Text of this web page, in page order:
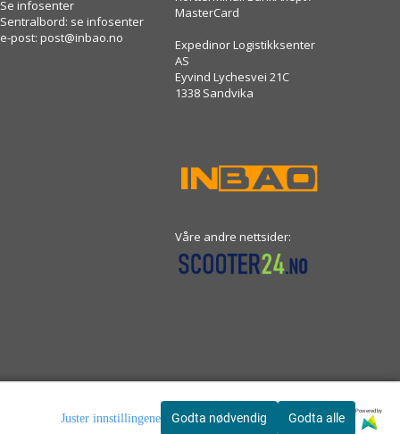
Se infosenter
Sentralbord: se infosenter
e-post:post@inbao.no
MasterCard
Expedinor Logistikksenter
AS
Eyvind Lychesvei 21C
1338 Sandvika
Våre andre nettsider:
Godta nødvendig Godta alle
Powered by
Juster innstillingene Godta nødvendig Godta alle
Powered by
Juster innstillingene